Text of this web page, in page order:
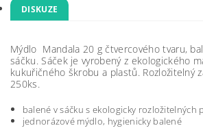
DISKUZE
Mýdlo Mandala 20 g čtvercového tvaru,
sáčku.Sáček je vyrobený z ekologického
kukuřičného škrobu a plastů. Rozložitelný
250ks.
balené v sáčku s ekologicky rozložitelných
jednorázové mýdlo, hygienicky balené